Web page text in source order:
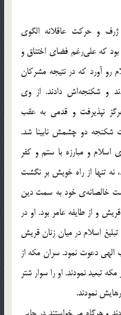
و حرکت عاقلانه الگوی
که علی‌رغم فضای اختناق و
رو آورد که در نتیجه مشرکان
و شکنجه‌اش دادند. از وی
نپذیرفت و قدمی به عقب
شکنجه دو چشمش نابینا شد.
اسلام و مبارزه با ستم و کفر
تنها از راه خویش بر نگشت
خالصانه‌ی خود به سمت دین
و از طایفه عامر بود. او در
اسلام در میان زنان قریش
الهی دعوت نمود. سران مکه از
تبعید نمودند. او را سوار شتر
نمودند.